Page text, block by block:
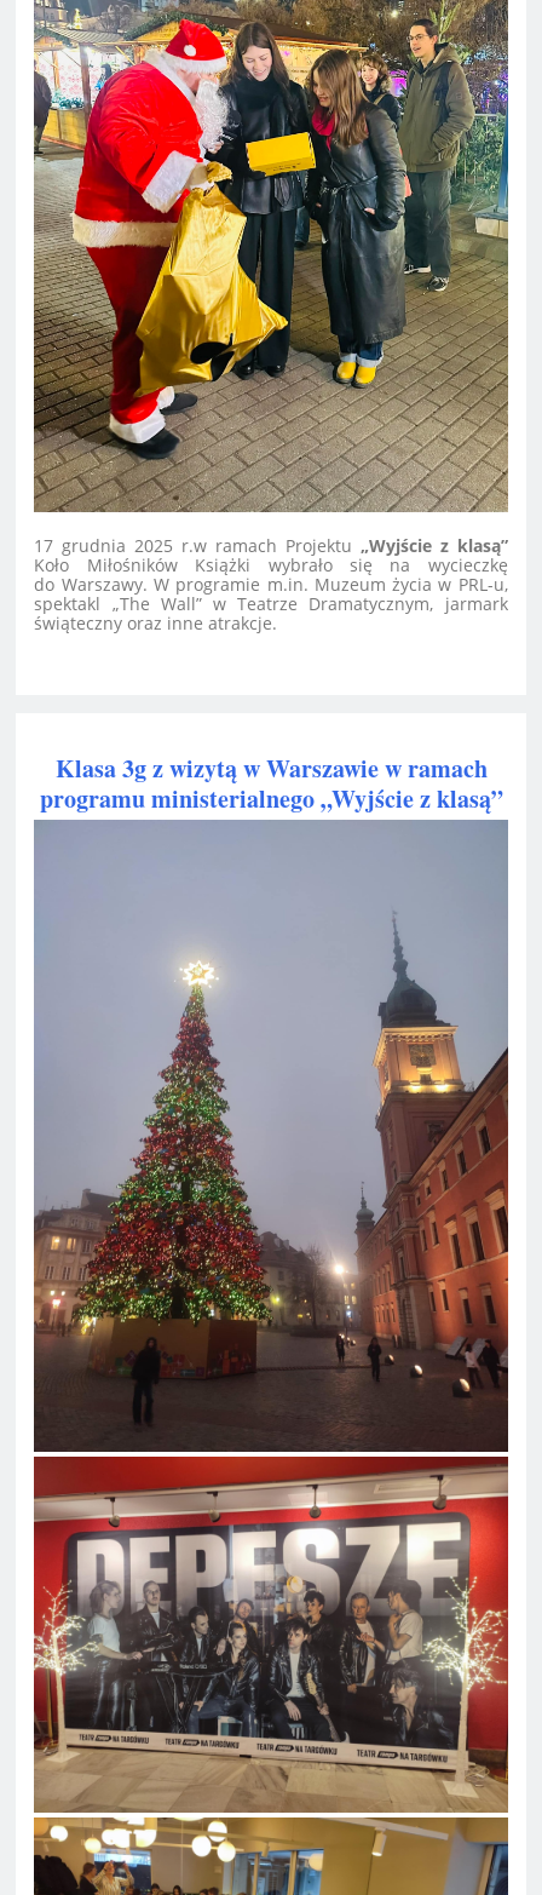
17 grudnia 2025 r.w ramach Projektu „Wyjście z klasą”
Koło Miłośników Książki wybrało się na wycieczkę
do Warszawy. W programie m.in. Muzeum życia w PRL-u,
spektakl „The Wall” w Teatrze Dramatycznym, jarmark
świąteczny oraz inne atrakcje.
Klasa 3g z wizytą w Warszawie w ramach
programu ministerialnego „Wyjście z klasą”